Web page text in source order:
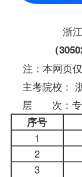
浙江
（
注：本网页
主考院校：
层 次：专
序号
1
2
3